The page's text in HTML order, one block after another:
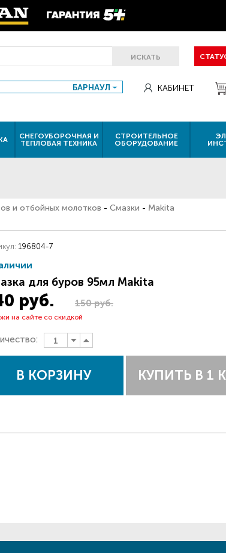
ИСКАТЬ
БАРНАУЛ КАБИНЕТ
СНЕГОУБОРОЧНАЯ И
ТЕПЛОВАЯ ТЕХНИКА
СТРОИТЕЛЬНОЕ
ОБОРУДОВАНИЕ
и отбойных молотков - Смазки - Makita
196804-7
для буров 95мл Makita
руб. 150 руб.
на сайте со скидкой
В КОРЗИНУ КУПИТЬ В 1